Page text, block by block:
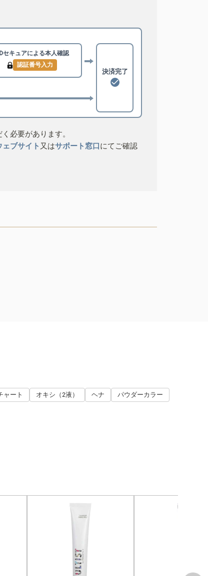
セキュアによる本人確認
認証番号入力
決済完了
必要があります。
ブサイト 又はサポート窓口にてご確認
ャート オキシ（2液） ヘナ パウダーカラー